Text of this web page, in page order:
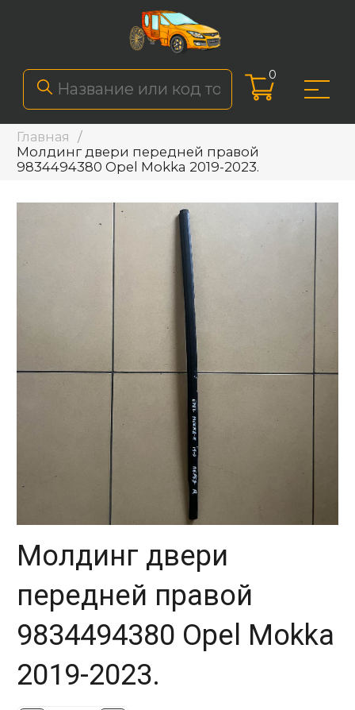
0
Главная
Молдинг двери передней правой
9834494380 Opel Mokka 2019-2023.
Молдинг двери
передней правой
9834494380 Opel Mokka
2019-2023.